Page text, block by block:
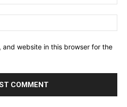
and website in this browser for the